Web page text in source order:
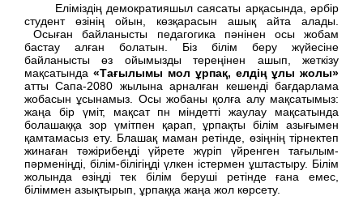
Еліміздің демократияшыл саясаты арқасында, әрбір
студент өзінің ойын, көзқарасын ашық айта алады.
Осыған байланысты педагогика пәнінен осы жобам
бастау алған болатын. Біз білім беру жүйесіне
байланысты өз ойымызды тереңінен ашып, жеткізу
мақсатында «Тағылымы мол ұрпақ, елдің ұлы жолы»
атты Сапа-2080 жылына арналған кешенді бағдарлама
жобасын ұсынамыз. Осы жобаны қолға алу мақсатымыз:
жаңа бір үміт, мақсат пн міндетті жаулау мақсатында
болашаққа зор үмітпен қарап, ұрпақты білім азығымен
қамтамасыз ету. Блашақ маман ретінде, өзіңнің тірнектеп
жинаған тәжірибеңді үйрете жүріп үйренген тағылым-
пәрменіңді, білім-білігіңді үлкен істермен ұштастыру. Білім
жолында өзіңді тек білім беруші ретінде ғана емес,
біліммен азықтырып, ұрпаққа жаңа жол көрсету.